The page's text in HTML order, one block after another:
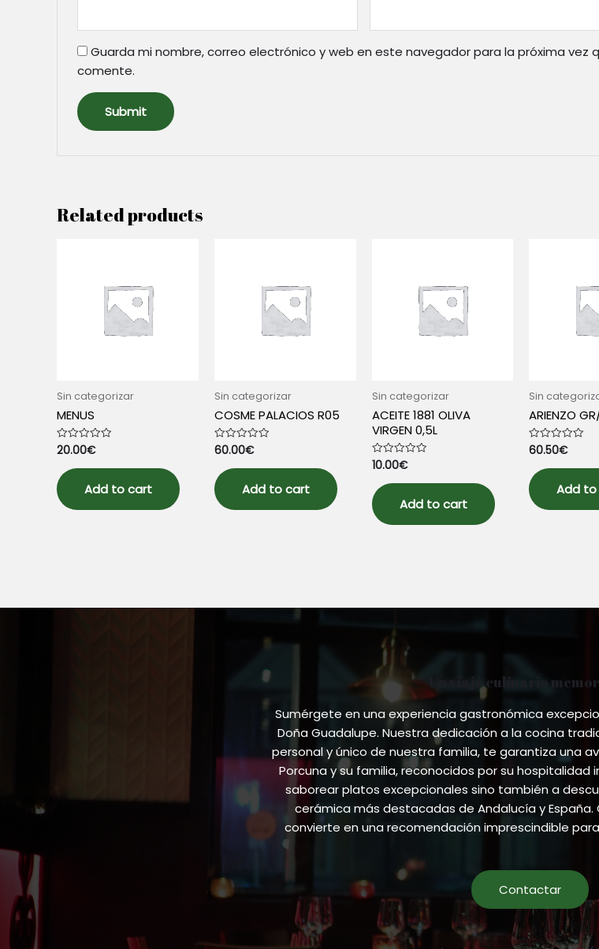
Guarda mi nombre, correo electrónico y web en este navegador para la próxima vez
comente.
Related products
Sin categorizar
MENUS
Rated
0
out
of
5
20.00€
Add to cart
Sin categorizar
COSME PALACIOS R05
Rated
0
out
of
5
60.00€
Add to cart
Sin categorizar
ACEITE 1881 OLIVA
VIRGEN 0,5L
Rated
0
out
of
5
10.00€
Add to cart
Sin
ARIENZO
Rated
0
out
of
5
60.50€
Add
Un viaje culinario
Sumérgete en una experiencia gastronómica
Doña Guadalupe. Nuestra dedicación a la cocina
personal y único de nuestra familia, te garantiza una
Porcuna y su familia, reconocidos por su hospitalidad
saborear platos excepcionales sino también a
cerámica más destacadas de Andalucía y
convierte en una recomendación imprescindible
Contactar